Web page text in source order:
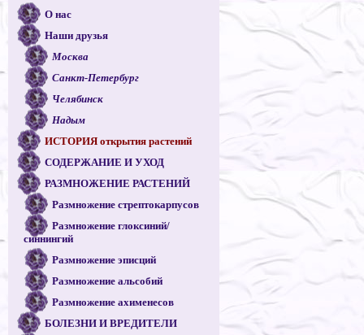
О нас
Наши друзья
Москва
Санкт-Петербург
Челябинск
Надым
ИСТОРИЯ открытия растений
СОДЕРЖАНИЕ И УХОД
РАЗМНОЖЕНИЕ РАСТЕНИЙ
Размножение стрептокарпусов
Размножение глоксиний/
синнингий
Размножение эписций
Размножение альсобий
Размножение ахименесов
БОЛЕЗНИ И ВРЕДИТЕЛИ